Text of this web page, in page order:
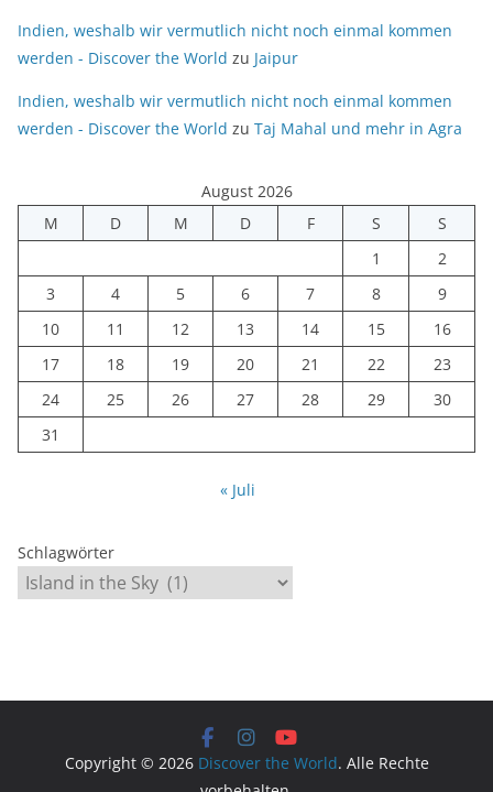
Indien, weshalb wir vermutlich nicht noch einmal kommen
werden - Discover the World zu Jaipur
Indien, weshalb wir vermutlich nicht noch einmal kommen
werden - Discover the World zu Taj Mahal und mehr in Agra
August 2026
M
D M D F S
S
1
2
3
4 5 6 7 8
9
10
11 12 13 14 15
16
17
18 19 20 21 22
23
24
25 26 27 28 29
30
31
« Juli
Schlagwörter
Copyright © 2026 Discover the World. Alle Rechte